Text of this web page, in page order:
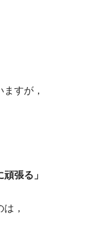
すが，
張る」
，